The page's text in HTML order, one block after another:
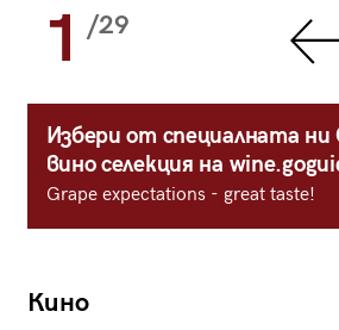
1 /29
Избери от специалната ни
вино селекция на
Grape expectations - great taste!
Кино